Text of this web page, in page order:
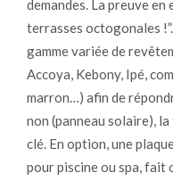
demandes. La preuve
terrasses octogonales
gamme variée de
Accoya, Kebony, Ipé,
marron…) afin de
non (panneau solaire),
clé. En option, une
pour piscine ou spa,